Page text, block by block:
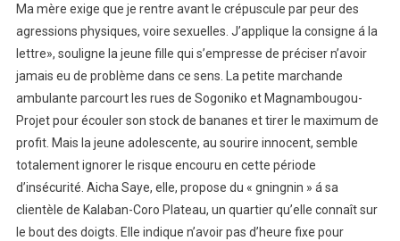
Ma mère exige que je rentre avant le crépuscule par peur des
agressions physiques, voire sexuelles. J’applique la consigne á la
lettre», souligne la jeune fille qui s’empresse de préciser n’avoir
jamais eu de problème dans ce sens. La petite marchande
ambulante parcourt les rues de Sogoniko et Magnambougou-
Projet pour écouler son stock de bananes et tirer le maximum de
profit. Mais la jeune adolescente, au sourire innocent, semble
totalement ignorer le risque encouru en cette période
d’insécurité. Aicha Saye, elle, propose du « gningnin » á sa
clientèle de Kalaban-Coro Plateau, un quartier qu’elle connaît sur
le bout des doigts. Elle indique n’avoir pas d’heure fixe pour